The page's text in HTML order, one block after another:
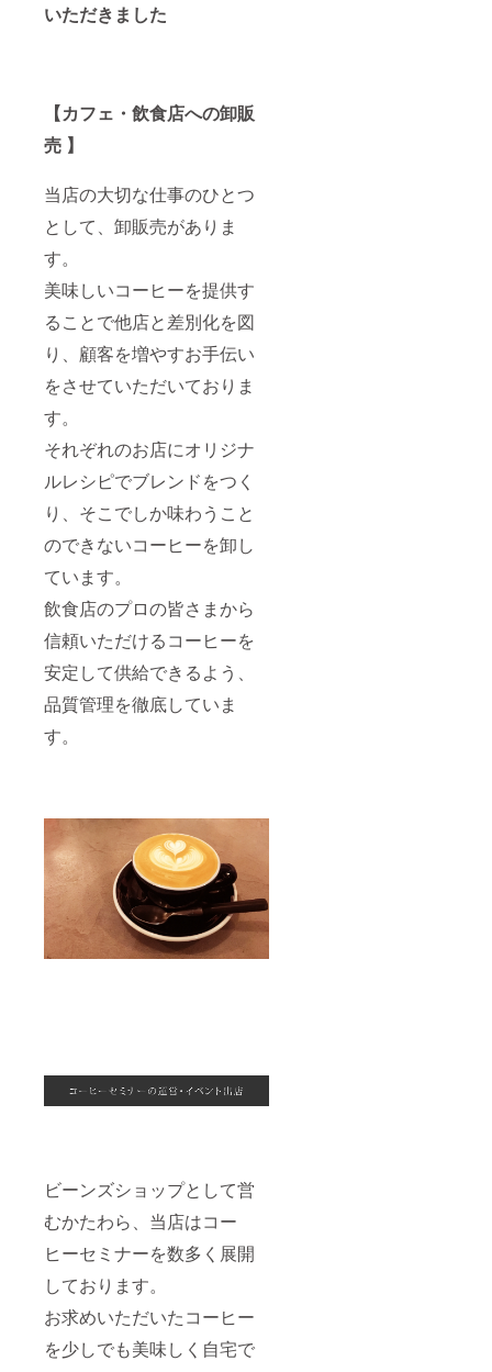
いただきました
【カフェ・飲食店への卸販
売 】
当店の大切な仕事のひとつ
として、卸販売がありま
す。
美味しいコーヒーを提供す
ることで他店と差別化を図
り、顧客を増やすお手伝い
をさせていただいておりま
す。
それぞれのお店にオリジナ
ルレシピでブレンドをつく
り、そこでしか味わうこと
のできないコーヒーを卸し
ています。
飲食店のプロの皆さまから
信頼いただけるコーヒーを
安定して供給できるよう、
品質管理を徹底していま
す。
ビーンズショップとして営
むかたわら、当店はコー
ヒーセミナーを数多く展開
しております。
お求めいただいたコーヒー
を少しでも美味しく自宅で